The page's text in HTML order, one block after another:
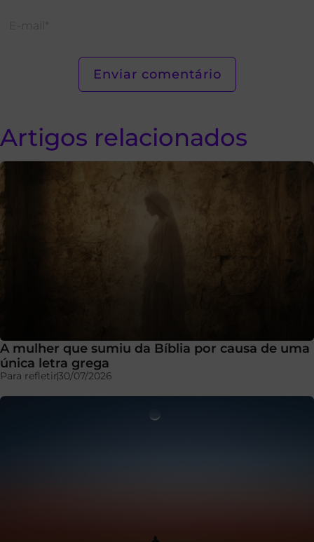
Artigos relacionados
A mulher que sumiu da Bíblia por causa de uma
única letra grega
Para refletir30/07/2026